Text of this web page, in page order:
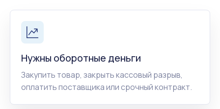
Нужны оборотные деньги
Закупить товар, закрыть кассовый разрыв,
оплатить поставщика или срочный контракт.